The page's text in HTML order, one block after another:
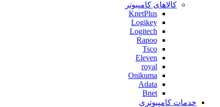
کالاهای کامپیوتر
KnetPlus
Logikey
Logitech
Rapoo
Tsco
Eleven
royal
Onikuma
Adata
Bnet
خدمات کامپیوتری